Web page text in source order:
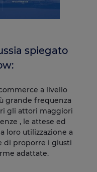
spiegato
a livello
grande frequenza
gli attori maggiori
, le attese ed
loro utilizzazione a
di proporre i giusti
adattate.